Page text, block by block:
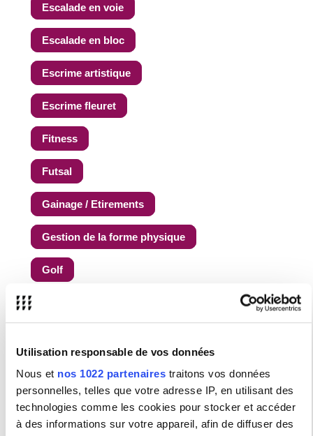
Utilisation responsable de vos données
Nous et nos 1022 partenaires traitons vos données
personnelles, telles que votre adresse IP, en utilisant des
technologies comme les cookies pour stocker et accéder
à des informations sur votre appareil, afin de diffuser des
Escalade en voie
Escalade en bloc
Escrime artistique
Escrime fleuret
Fitness
Futsal
Gainage / Etirements
Gestion de la forme physique
Golf
Natation
Pilates